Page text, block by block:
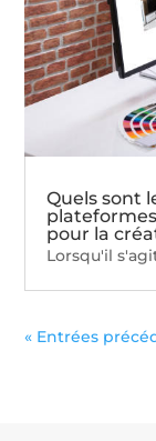
Quels sont
pour la
Lorsqu'il
« Entrées